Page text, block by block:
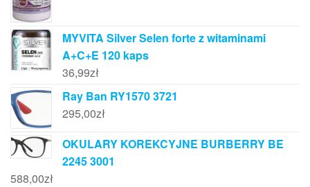
MYVITA Silver Selen forte z witaminami
A+C+E 120 kaps
36,99zł
Ray Ban RY1570 3721
295,00zł
OKULARY KOREKCYJNE BURBERRY BE
2245 3001
588,00zł